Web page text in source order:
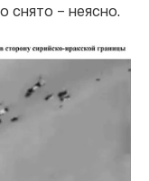
снято – неясно.